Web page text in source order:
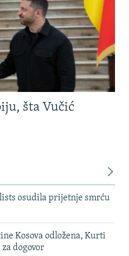
šta Vučić
osudila prijetnje smrću
Kosova odložena, Kurti
dogovor